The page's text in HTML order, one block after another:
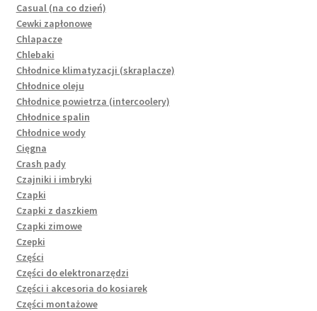
Casual (na co dzień)
Cewki zapłonowe
Chlapacze
Chlebaki
Chłodnice klimatyzacji (skraplacze)
Chłodnice oleju
Chłodnice powietrza (intercoolery)
Chłodnice spalin
Chłodnice wody
Cięgna
Crash pady
Czajniki i imbryki
Czapki
Czapki z daszkiem
Czapki zimowe
Czepki
Części
Części do elektronarzędzi
Części i akcesoria do kosiarek
Części montażowe